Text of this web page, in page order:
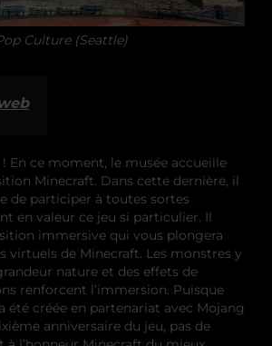
Culture (Seattle)
! En ce moment, le musée accueille
Minecraft. Dans cette dernière, il
de participer à toutes sortes
en valeur ce jeu si particulier. Il
immersive qui vous plongera
virtuels de Minecraft. Les monstres y
nature et des effets de
renforcent l’immersion. Puisque
été créée en partenariat avec Mojang
anniversaire du jeu, pas de